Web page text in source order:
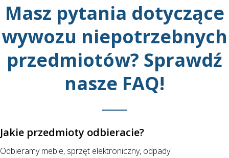
Masz pytania dotyczące
wywozu niepotrzebnych
przedmiotów? Sprawdź
nasze FAQ!
Jakie przedmioty odbieracie?
Odbieramy meble, sprzęt elektroniczny, odpady